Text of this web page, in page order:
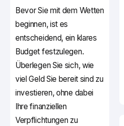
Bevor Sie mit dem Wetten
beginnen, ist es
entscheidend, ein klares
Budget festzulegen.
Überlegen Sie sich, wie
viel Geld Sie bereit sind zu
investieren, ohne dabei
Ihre finanziellen
Verpflichtungen zu